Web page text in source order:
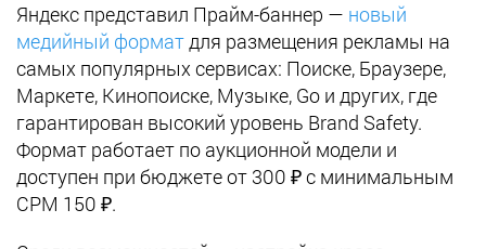
Яндекс представил Прайм-баннер — новый
медийный форматдля размещения рекламы на
самых популярных сервисах: Поиске, Браузере,
Маркете, Кинопоиске, Музыке, Go и других, где
гарантирован высокий уровень Brand Safety.
Формат работает по аукционной модели и
доступен при бюджете от 300 ₽ с минимальным
CPM 150 ₽.